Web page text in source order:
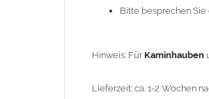
Bitte besprechen
Hinweis: Für Kaminhauben
Lieferzeit: ca. 1-2 Wochen